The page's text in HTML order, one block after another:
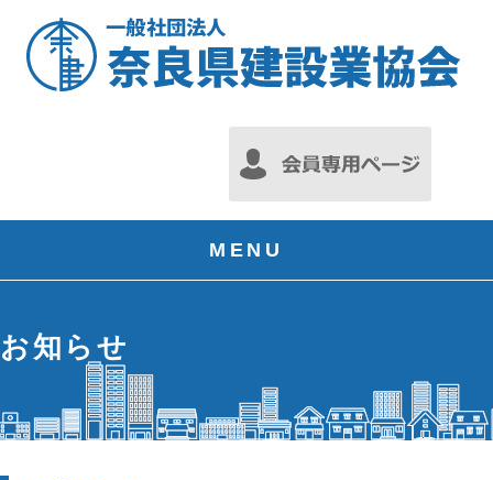
MENU
お知らせ